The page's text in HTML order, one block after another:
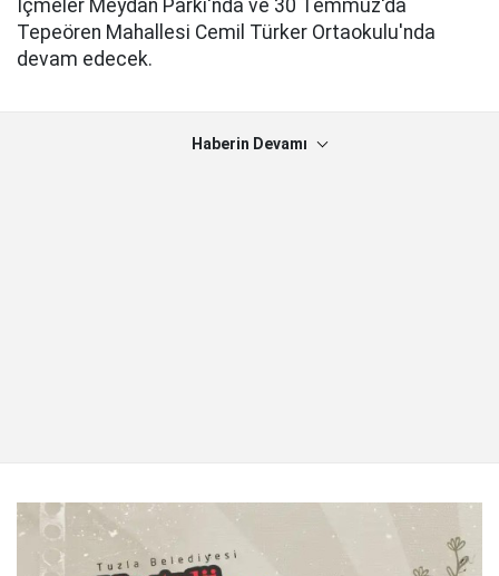
İçmeler Meydan Parkı'nda ve 30 Temmuz'da
Tepeören Mahallesi Cemil Türker Ortaokulu'nda
devam edecek.
Haberin Devamı